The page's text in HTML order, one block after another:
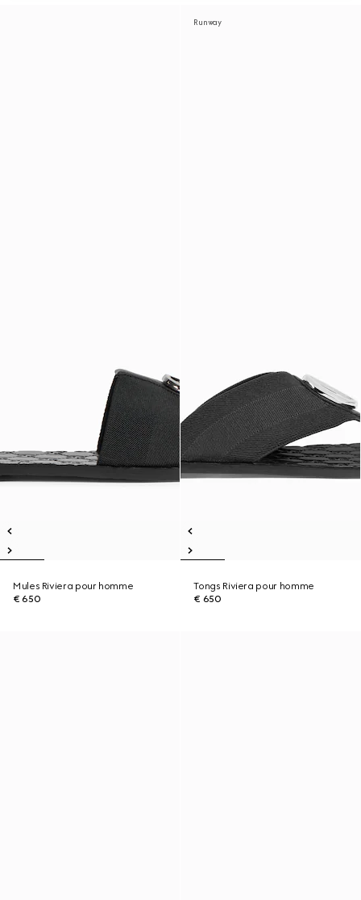
Mules Riviera pour homme
€ 650
Runway
Tongs Riviera pour homme
€ 650